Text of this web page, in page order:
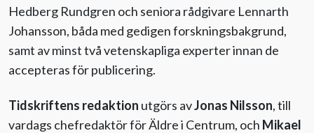
Hedberg Rundgren och seniora rådgivare Lennarth
Johansson, båda med gedigen forskningsbakgrund,
samt av minst två vetenskapliga experter innan de
accepteras för publicering.
Tidskriftens redaktion utgörs avJonas Nilsson, till
vardags chefredaktör för Äldre i Centrum, och Mikael